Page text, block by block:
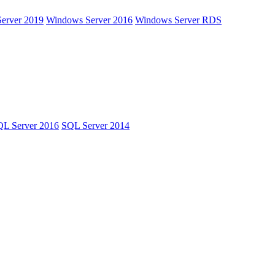
2019 Windows Server 2016 Windows Server RDS
Server 2016 SQL Server 2014